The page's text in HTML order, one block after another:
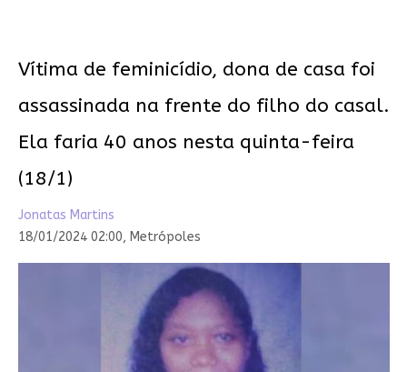
Vítima de feminicídio, dona de casa foi
assassinada na frente do filho do casal.
Ela faria 40 anos nesta quinta-feira
(18/1)
Jonatas Martins
18/01/2024 02:00, Metrópoles